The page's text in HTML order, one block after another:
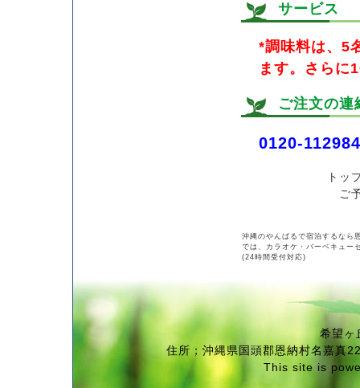
サービス
*調味料は、5
ます。さらに
ご注文の連
0120-112984
トッ
ご
沖縄のやんばるで宿泊するなら
では、カラオケ・バーベキュー
(24時間受付対応)
希望ヶ
住所；沖縄県国頭郡恩納村名嘉
This site is